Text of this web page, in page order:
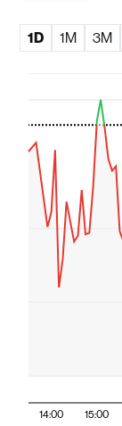
1D 1M 3M
14:00 15:00